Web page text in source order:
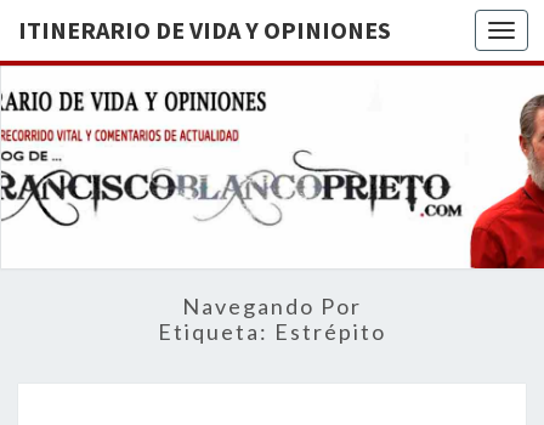
ITINERARIO DE VIDA Y OPINIONES
DE
BREVE
RECORRIDO
VITAL Y
ACTUALIDAD
Navegando Por
Etiqueta: Estrépito